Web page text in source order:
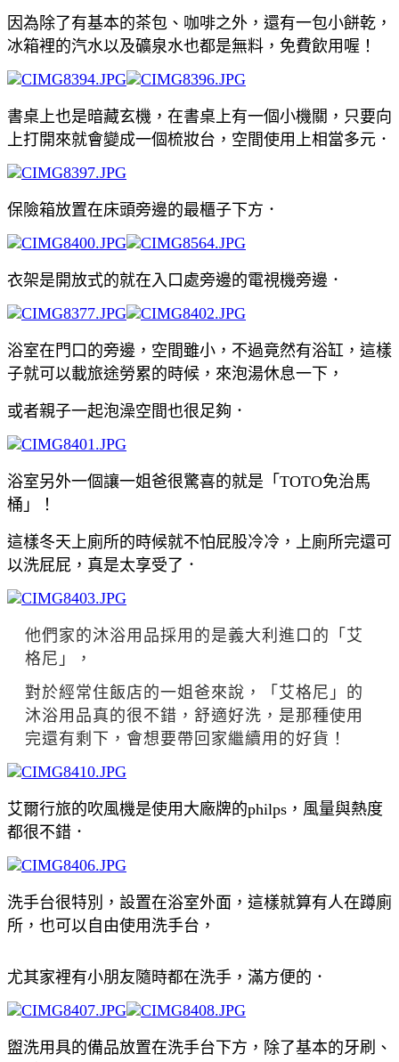
因為除了有基本的茶包、咖啡之外，還有一包小餅乾，
冰箱裡的汽水以及礦泉水也都是無料，免費飲用喔！
書桌上也是暗藏玄機，在書桌上有一個小機關，只要向
上打開來就會變成一個梳妝台，空間使用上相當多元．
保險箱放置在床頭旁邊的最櫃子下方．
衣架是開放式的就在入口處旁邊的電視機旁邊．
浴室在門口的旁邊，空間雖小，不過竟然有浴缸，這樣
子就可以載旅途勞累的時候，來泡湯休息一下，
或者親子一起泡澡空間也很足夠．
浴室另外一個讓一姐爸很驚喜的就是「TOTO免治馬
桶」！
這樣冬天上廁所的時候就不怕屁股冷冷，上廁所完還可
以洗屁屁，真是太享受了．
他們家的沐浴用品採用的是義大利進口的「艾
格尼」，
對於經常住飯店的一姐爸來說，「艾格尼」的
沐浴用品真的很不錯，舒適好洗，是那種使用
完還有剩下，會想要帶回家繼續用的好貨！
艾爾行旅的吹風機是使用大廠牌的philps，風量與熱度
都很不錯．
洗手台很特別，設置在浴室外面，這樣就算有人在蹲廁
所，也可以自由使用洗手台，
尤其家裡有小朋友隨時都在洗手，滿方便的．
盥洗用具的備品放置在洗手台下方，除了基本的牙刷、